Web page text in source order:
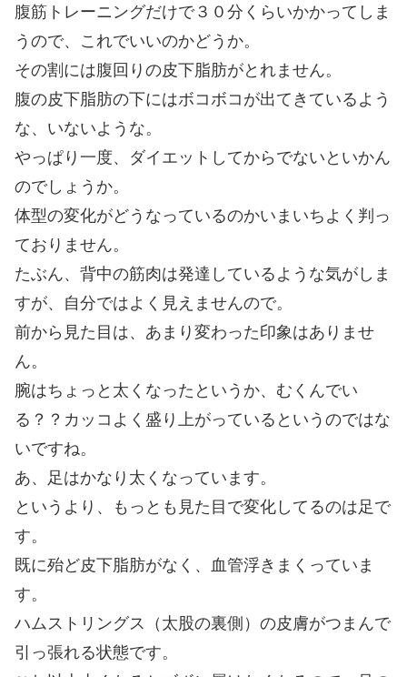
腹筋トレーニングだけで３０分くらいかかってしま
うので、これでいいのかどうか。
その割には腹回りの皮下脂肪がとれません。
腹の皮下脂肪の下にはボコボコが出てきているよう
な、いないような。
やっぱり一度、ダイエットしてからでないといかん
のでしょうか。
体型の変化がどうなっているのかいまいちよく判っ
ておりません。
たぶん、背中の筋肉は発達しているような気がしま
すが、自分ではよく見えませんので。
前から見た目は、あまり変わった印象はありませ
ん。
腕はちょっと太くなったというか、むくんでい
る？？カッコよく盛り上がっているというのではな
いですね。
あ、足はかなり太くなっています。
というより、もっとも見た目で変化してるのは足で
す。
既に殆ど皮下脂肪がなく、血管浮きまくっていま
す。
ハムストリングス（太股の裏側）の皮膚がつまんで
引っ張れる状態です。